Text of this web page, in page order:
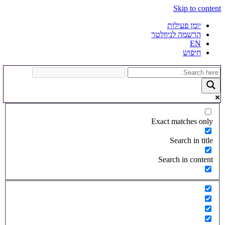
Skip to content
יומן פעילות
הרשמה לניוזלטר
EN
חיפוש
Exact matches only
Search in title
Search in content